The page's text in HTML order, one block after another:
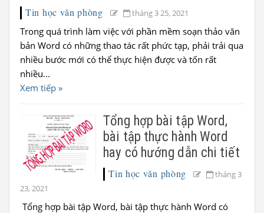
Tin học văn phòng tháng 3 25, 2021
Trong quá trình làm việc với phần mềm soạn thảo văn
bản Word có những thao tác rất phức tạp, phải trải qua
nhiều bước mới có thể thực hiện được và tốn rất
nhiều...
Xem tiếp »
Tổng hợp bài tập Word,
bài tập thực hành Word
hay có hướng dẫn chi tiết
Tin học văn phòng
tháng 3
23, 2021
Tổng hợp bài tập Word, bài tập thực hành Word có